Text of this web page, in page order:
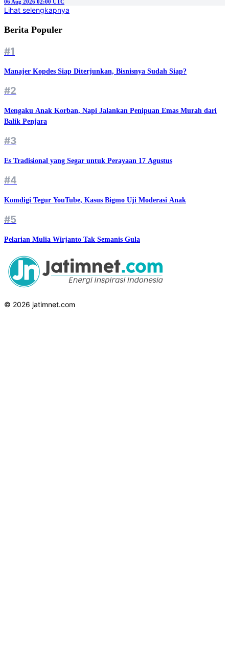
06 Aug 2026 02:00 UTC
Lihat selengkapnya
Berita Populer
#1
Manajer Kopdes Siap Diterjunkan, Bisnisnya Sudah Siap?
#2
Mengaku Anak Korban, Napi Jalankan Penipuan Emas Murah dari
Balik Penjara
#3
Es Tradisional yang Segar untuk Perayaan 17 Agustus
#4
Komdigi Tegur YouTube, Kasus Bigmo Uji Moderasi Anak
#5
Pelarian Mulia Wirjanto Tak Semanis Gula
© 2026 jatimnet.com